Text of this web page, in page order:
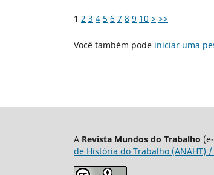
1 2 3 4 5 6 7 8 9 10 > >>
Você também pode iniciar uma
A Revista Mundos do Trabalho
de História do Trabalho (ANAHT)